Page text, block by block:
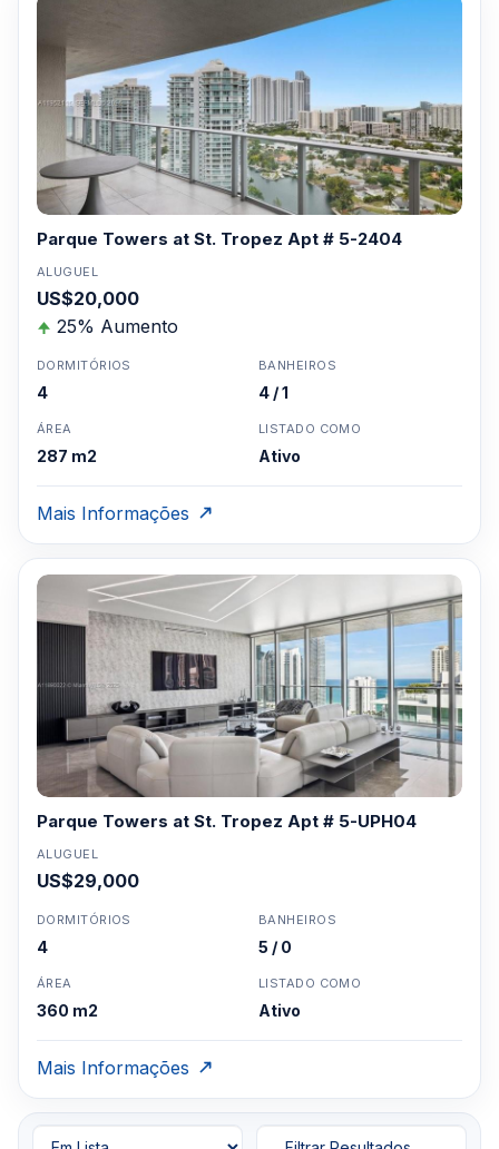
Parque Towers at St. Tropez Apt # 5-2404
ALUGUEL
US$20,000
25% Aumento
DORMITÓRIOS
4
BANHEIROS
4 / 1
ÁREA
287 m2
LISTADO COMO
Ativo
Mais Informações
Parque Towers at St. Tropez Apt # 5-UPH04
ALUGUEL
US$29,000
DORMITÓRIOS
4
BANHEIROS
5 / 0
ÁREA
360 m2
LISTADO COMO
Ativo
Mais Informações